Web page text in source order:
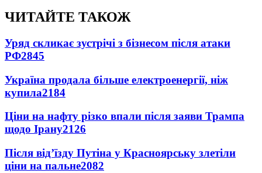
ЧИТАЙТЕ ТАКОЖ
Уряд скликає зустрічі з бізнесом після атаки
РФ2845
Україна продала більше електроенергії, ніж
купила2184
Ціни на нафту різко впали після заяви Трампа
щодо Ірану2126
Після від’їзду Путіна у Красноярську злетіли
ціни на пальне2082